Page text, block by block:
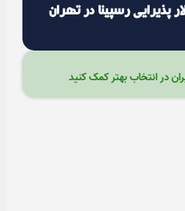
پذیرایی رسپینا در تهران
در انتخاب بهتر کمک کنید